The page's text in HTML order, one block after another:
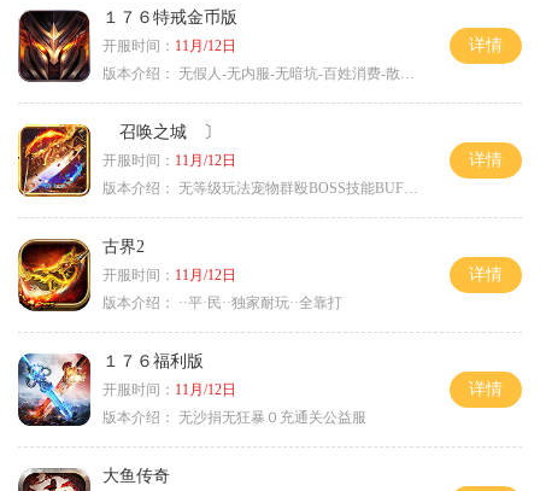
１７６特戒金币版
开服时间： 11月/12日
版本介绍： 无假人-无内服-无暗坑-百姓消费-散人首选
详情
召唤之城 〕
开服时间： 11月/12日
版本介绍： 无等级玩法宠物群殴BOSS技能BUFF铭文B
详情
古界2
开服时间： 11月/12日
版本介绍：
··平·民··独家耐玩··全靠打
详情
１７６福利版
开服时间： 11月/12日
版本介绍： 无沙捐无狂暴０充通关公益服
详情
大鱼传奇